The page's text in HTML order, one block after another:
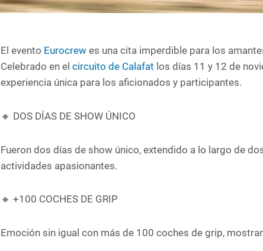
El evento Eurocrew es una cita imperdible para los
Celebrado en elcircuito de Calafat los días 11 y 12 de
experiencia única para los aficionados y participantes.
🔸 DOS DÍAS DE SHOW ÚNICO
Fueron dos días de show único, extendido a lo largo de
actividades apasionantes.
🔸 +100 COCHES DE GRIP
Emoción sin igual con más de 100 coches de grip,